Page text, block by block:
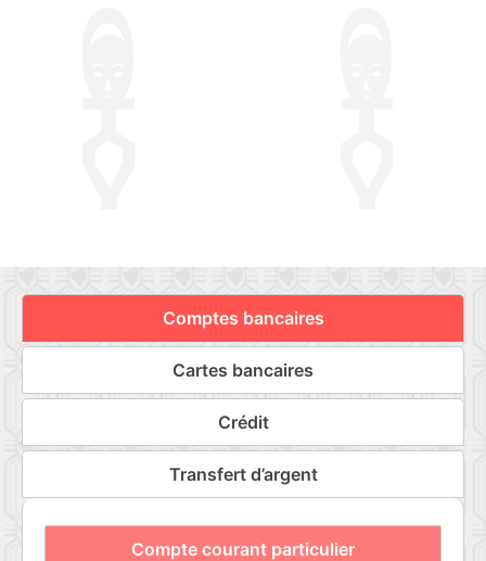
Comptes bancaires
Cartes bancaires
Crédit
Transfert d’argent
Compte courant particulier